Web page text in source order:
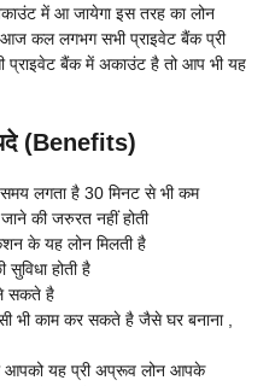
में आ जायेगा इस तरह का लोन
आज कल लगभग सभी प्राइवेट बैंक प्री
प्राइवेट बैंक में अकाउंट है तो आप भी यह
(Benefits)
लगता है 30 मिनट से भी कम
की जरुरत नहीं होती
के यह लोन मिलती है
होती है
सकते है
भी काम कर सकते है जैसे घर बनाना ,
आपको यह प्री अप्रूव लोन आपके